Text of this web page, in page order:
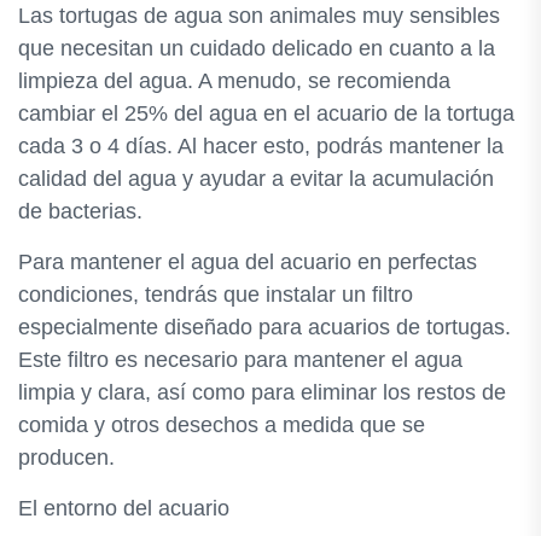
Las tortugas de agua son animales muy sensibles
que necesitan un cuidado delicado en cuanto a la
limpieza del agua. A menudo, se recomienda
cambiar el 25% del agua en el acuario de la tortuga
cada 3 o 4 días. Al hacer esto, podrás mantener la
calidad del agua y ayudar a evitar la acumulación
de bacterias.
Para mantener el agua del acuario en perfectas
condiciones, tendrás que instalar un filtro
especialmente diseñado para acuarios de tortugas.
Este filtro es necesario para mantener el agua
limpia y clara, así como para eliminar los restos de
comida y otros desechos a medida que se
producen.
El entorno del acuario